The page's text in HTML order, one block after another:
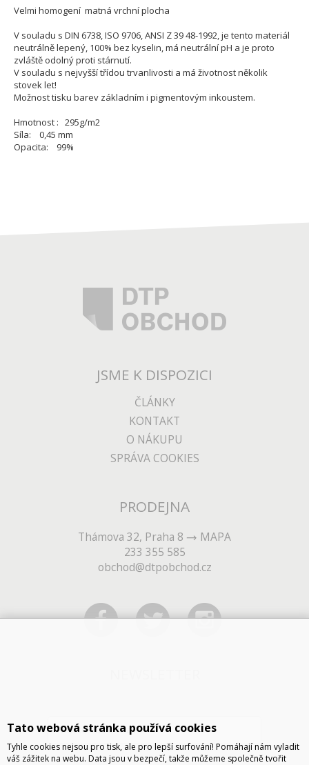
Velmi homogení matná vrchní plocha
V souladu s DIN 6738, ISO 9706, ANSI Z 39 48-1992, je tento materiál
neutrálně lepený, 100% bez kyselin, má neutrální pH a je proto
zvláště odolný proti stárnutí.
V souladu s nejvyšší třídou trvanlivosti a má životnost několik
stovek let!
Možnost tisku barev základním i pigmentovým inkoustem.
Hmotnost : 295g/m2
Síla: 0,45 mm
Opacita: 99%
JSME K DISPOZICI
ČLÁNKY
KONTAKT
O NÁKUPU
SPRÁVA COOKIES
PRODEJNA
Thámova 32, Praha 8
MAPA
233 355 585
obchod@dtpobchod.cz
Tato webová stránka používá cookies
Tyhle cookies nejsou pro tisk, ale pro lepší surfování! Pomáhají nám vyladit
váš zážitek na webu. Data jsou v bezpečí, takže můžeme společně tvořit